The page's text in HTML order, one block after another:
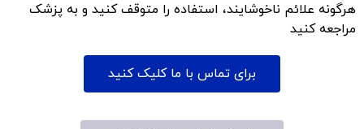
هرگونه علائم ناخوشایند، استفاده را متوقف کنید و به پزشک
مراجعه کنید
برای تماس با ما کلیک کنید